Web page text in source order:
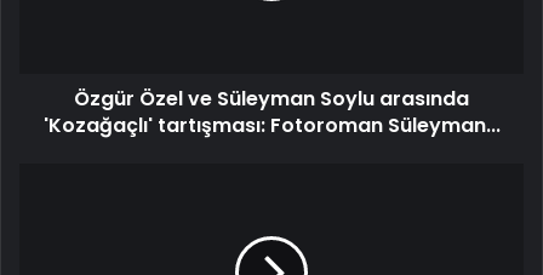
Özgür Özel ve Süleyman Soylu arasında
'Kozağaçlı' tartışması: Fotoroman Süleyman...